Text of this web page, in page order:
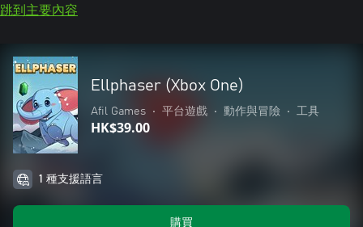
跳到主要內容
Ellphaser (Xbox One)
Afil Games • 平台遊戲 • 動作與冒險 • 工具
HK$39.00
1 種支援語言
購買